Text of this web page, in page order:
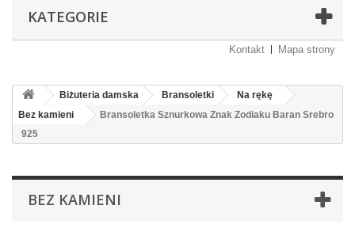
KATEGORIE
Kontakt Mapa strony
Biżuteria damska Bransoletki
Na rękę
Bez kamieni
Bransoletka Sznurkowa Znak Zodiaku Baran Srebro
925
BEZ KAMIENI